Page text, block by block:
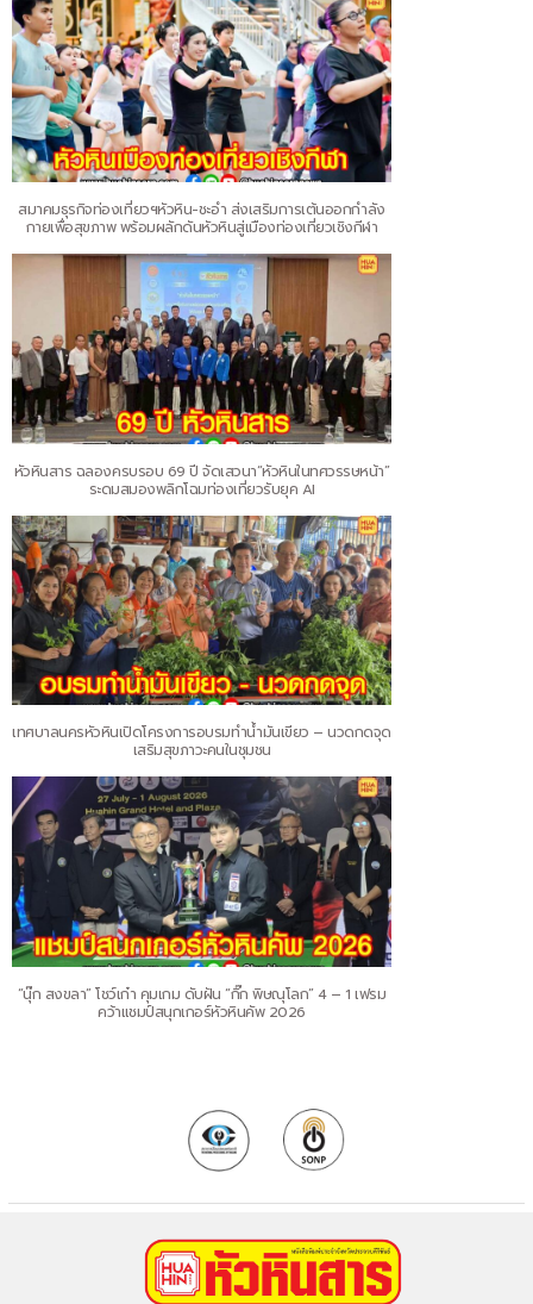
สมาคมธุรกิจท่องเที่ยวฯหัวหิน-ชะอำ ส่งเสริมการเต้นออกกำลัง
กายเพื่อสุขภาพ พร้อมผลักดันหัวหินสู่เมืองท่องเที่ยวเชิงกีฬา
หัวหินสาร ฉลองครบรอบ 69 ปี จัดเสวนา“หัวหินในทศวรรษหน้า”
ระดมสมองพลิกโฉมท่องเที่ยวรับยุค AI
เทศบาลนครหัวหินเปิดโครงการอบรมทำน้ำมันเขียว – นวดกดจุด
เสริมสุขภาวะคนในชุมชน
“นุ๊ก สงขลา” โชว์เก๋า คุมเกม ดับฝัน “กิ๊ก พิษณุโลก” 4 – 1 เฟรม
คว้าแชมป์สนุกเกอร์หัวหินคัพ 2026